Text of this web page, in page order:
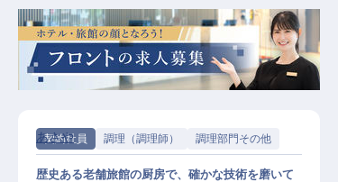
契約社員 調理（調理師） 調理部門その他
あさや
歴史ある老舗旅館の厨房で、確かな技術を磨いて